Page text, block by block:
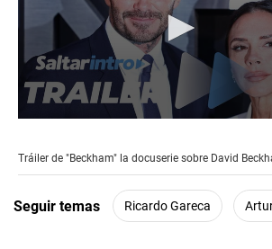
of
seconds
Tráiler de "Beckham" la docuserie sobre David
Seguir temas Ricardo Gareca